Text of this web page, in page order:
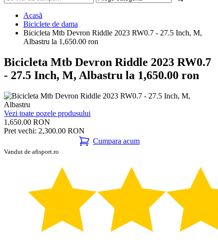
Acasă
Biciclete de dama
Bicicleta Mtb Devron Riddle 2023 RW0.7 - 27.5 Inch, M,
Albastru la 1,650.00 ron
Bicicleta Mtb Devron Riddle 2023 RW0.7
- 27.5 Inch, M, Albastru la 1,650.00 ron
Vezi toate pozele produsului
1,650.00 RON
Pret vechi: 2,300.00 RON
Cumpara acum
Vandut de afisport.ro